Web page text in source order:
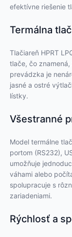
efektívne riešenie
Termálna
Tlačiareň HPRT
tlače, čo
prevádzka je
jasné a ostré
lístky.
Všestranné
Model termálne
portom (RS232),
umožňuje
váhami alebo
spolupracuje s
zariadeniami.
Rýchlosť a